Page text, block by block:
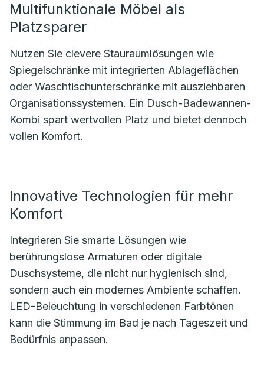
Multifunktionale Möbel als
Platzsparer
Nutzen Sie clevere Stauraumlösungen wie
Spiegelschränke mit integrierten Ablageflächen
oder Waschtischunterschränke mit ausziehbaren
Organisationssystemen. Ein Dusch-Badewannen-
Kombi spart wertvollen Platz und bietet dennoch
vollen Komfort.
Innovative Technologien für mehr
Komfort
Integrieren Sie smarte Lösungen wie
berührungslose Armaturen oder digitale
Duschsysteme, die nicht nur hygienisch sind,
sondern auch ein modernes Ambiente schaffen.
LED-Beleuchtung in verschiedenen Farbtönen
kann die Stimmung im Bad je nach Tageszeit und
Bedürfnis anpassen.